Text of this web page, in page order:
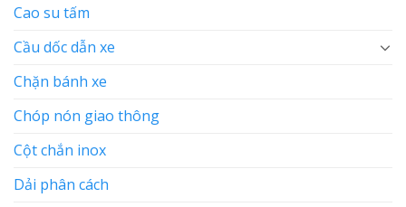
Cao su tấm
Cầu dốc dẫn xe
Chặn bánh xe
Chóp nón giao thông
Cột chắn inox
Dải phân cách